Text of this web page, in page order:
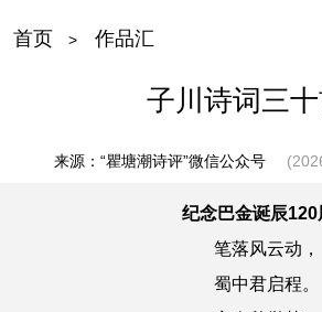
首页 > 作品汇
子川诗词三
来源：“瞿塘潮诗评”微信公众号
纪念巴金诞辰120
笔落风云动，
蜀中君启程。